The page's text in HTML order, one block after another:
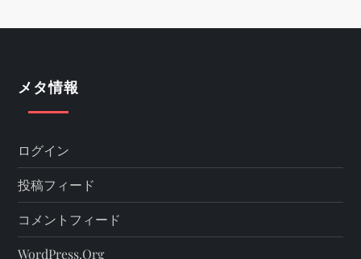
メタ情報
ログイン
投稿フィード
コメントフィード
WordPress.org